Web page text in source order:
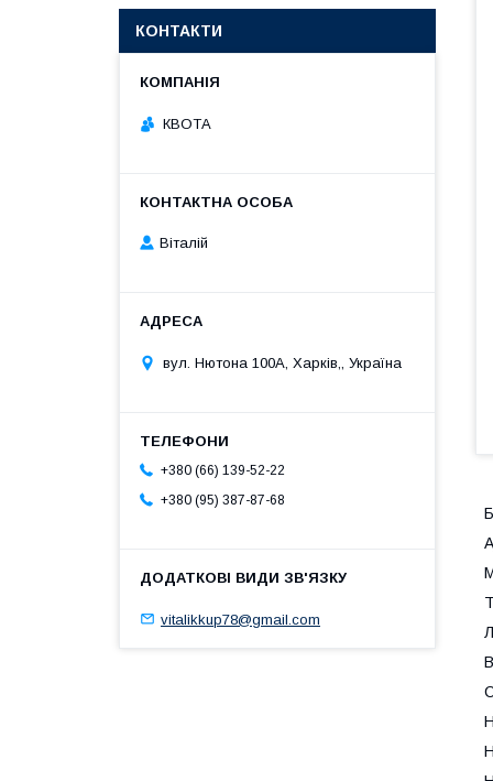
КОНТАКТИ
КВОТА
Віталій
вул. Нютона 100А, Харків,, Україна
+380 (66) 139-52-22
+380 (95) 387-87-68
vitalikkup78@gmail.com